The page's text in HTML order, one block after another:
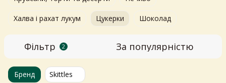
Халва і рахат лукум Цукерки Шоколад
Фільтр 2 За популярністю
Бренд Skittles